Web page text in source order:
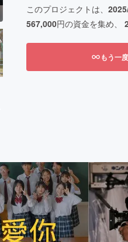
このプロジェクトは、
567,000円の資金を集め、
もう一